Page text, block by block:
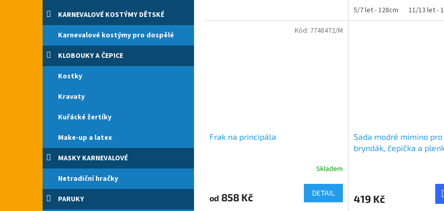
KARNEVALOVÉ KOSTÝMY DĚTSKÉ
Karnevalové kostýmy pro dospělé
KLOBOUKY A ČEPICE
Kostky
Kravaty
Kuřácké žertíky
Make-up a latex
MASKY KARNEVALOVÉ
Netradiční hračky
PARUKY
5/7 let - 128cm
11/13 let -
Frak na principála
Skladem
od 858 Kč DETAIL
Kód: 7748472/M
Sada modré mimino
bryndák, čepička a
419 Kč